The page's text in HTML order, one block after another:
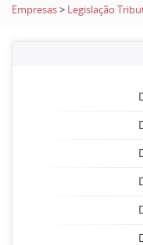
Empresas> Legislação